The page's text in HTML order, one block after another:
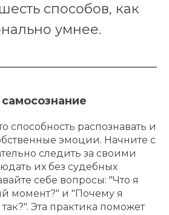
способов, как
умнее.
способность распознавать и
эмоции. Начните с
следить за своими
их без судебных
себе вопросы: "Что я
момент?" и "Почему я
Эта практика поможет